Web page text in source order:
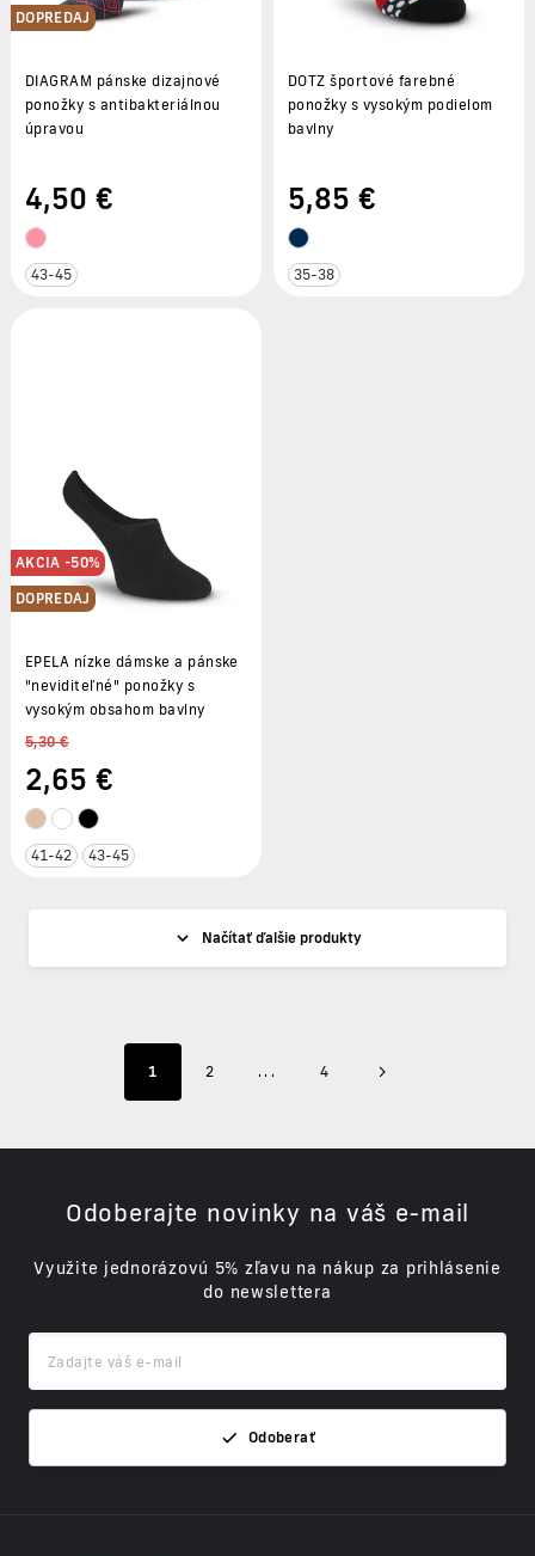
DOPREDAJ
DIAGRAM pánske dizajnové
ponožky s antibakteriálnou
úpravou
4,50 €
43-45
DOTZ športové farebné
ponožky s vysokým podielom
bavlny
5,85 €
35-38
AKCIA -50%
DOPREDAJ
EPELA nízke dámske a pánske
"neviditeľné" ponožky s
vysokým obsahom bavlny
5,30 €
2,65 €
41-42 43-45
Načítať ďalšie produkty
1 2 ... 4
Odoberajte novinky na váš e-mail
Využite jednorázovú 5% zľavu na nákup za prihlásenie
do newslettera
Odoberať